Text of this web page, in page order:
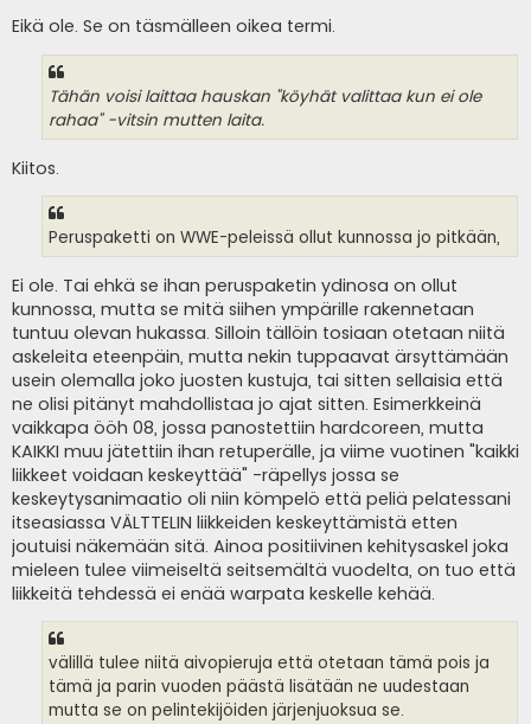
Eikä ole. Se on täsmälleen oikea termi.
Tähän voisi laittaa hauskan "köyhät valittaa kun ei ole
rahaa" -vitsin mutten laita.
Kiitos.
Peruspaketti on WWE-peleissä ollut kunnossa jo pitkään,
Ei ole. Tai ehkä se ihan peruspaketin ydinosa on ollut
kunnossa, mutta se mitä siihen ympärille rakennetaan
tuntuu olevan hukassa. Silloin tällöin tosiaan otetaan niitä
askeleita eteenpäin, mutta nekin tuppaavat ärsyttämään
usein olemalla joko juosten kustuja, tai sitten sellaisia että
ne olisi pitänyt mahdollistaa jo ajat sitten. Esimerkkeinä
vaikkapa ööh 08, jossa panostettiin hardcoreen, mutta
KAIKKI muu jätettiin ihan retuperälle, ja viime vuotinen "kaikki
liikkeet voidaan keskeyttää" -räpellys jossa se
keskeytysanimaatio oli niin kömpelö että peliä pelatessani
itseasiassa VÄLTTELIN liikkeiden keskeyttämistä etten
joutuisi näkemään sitä. Ainoa positiivinen kehitysaskel joka
mieleen tulee viimeiseltä seitsemältä vuodelta, on tuo että
liikkeitä tehdessä ei enää warpata keskelle kehää.
välillä tulee niitä aivopieruja että otetaan tämä pois ja
tämä ja parin vuoden päästä lisätään ne uudestaan
mutta se on pelintekijöiden järjenjuoksua se.